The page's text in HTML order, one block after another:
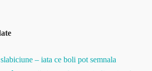
– iata ce boli pot semnala